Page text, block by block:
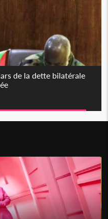
de la dette bilatérale